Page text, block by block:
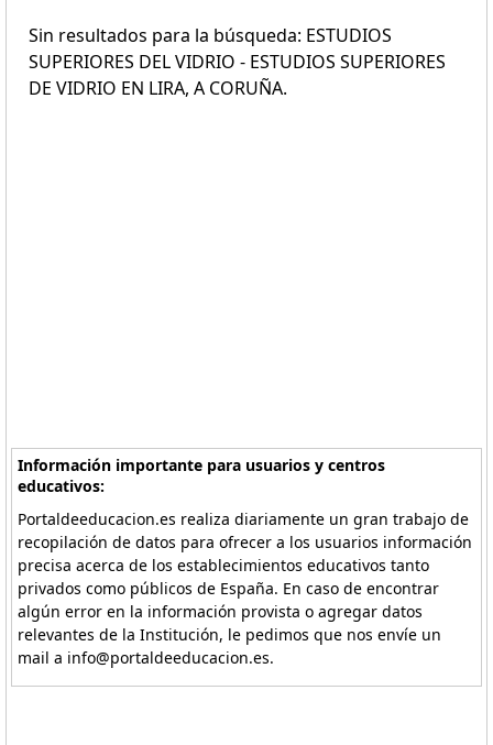
Sin resultados para la búsqueda: ESTUDIOS
SUPERIORES DEL VIDRIO - ESTUDIOS SUPERIORES
DE VIDRIO EN LIRA, A CORUÑA.
Información importante para usuarios y centros
educativos:
Portaldeeducacion.es realiza diariamente un gran trabajo de
recopilación de datos para ofrecer a los usuarios información
precisa acerca de los establecimientos educativos tanto
privados como públicos de España. En caso de encontrar
algún error en la información provista o agregar datos
relevantes de la Institución, le pedimos que nos envíe un
mail a info@portaldeeducacion.es.